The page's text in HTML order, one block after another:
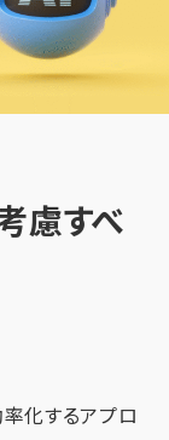
慮すべ
化するアプロ